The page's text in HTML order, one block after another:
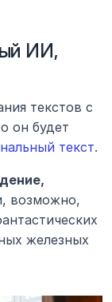
ИИ,
текстов с
он будет
текст.
возможно,
железных